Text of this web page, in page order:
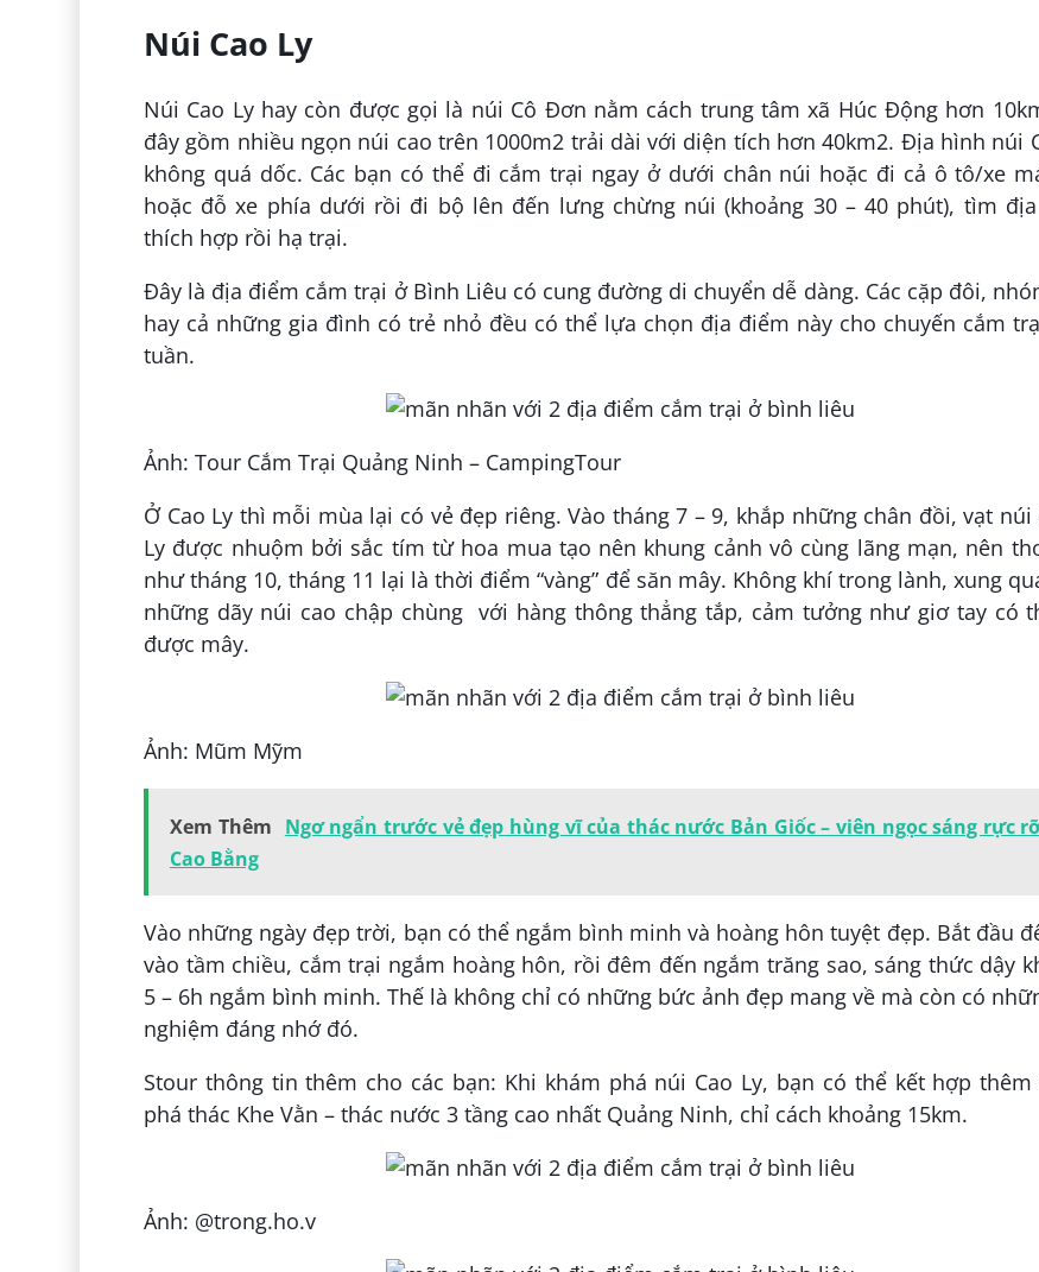
Núi Cao Ly
Núi Cao Ly hay còn được gọi là núi Cô Đơn nằm cách trung tâm xã Húc Động hơn
đây gồm nhiều ngọn núi cao trên 1000m2 trải dài với diện tích hơn 40km2. Địa hình núi
không quá dốc. Các bạn có thể đi cắm trại ngay ở dưới chân núi hoặc đi cả ô tô/xe
hoặc đỗ xe phía dưới rồi đi bộ lên đến lưng chừng núi (khoảng 30 – 40 phút), tìm
thích hợp rồi hạ trại.
Đây là địa điểm cắm trại ở Bình Liêu có cung đường di chuyển dễ dàng. Các cặp đôi,
hay cả những gia đình có trẻ nhỏ đều có thể lựa chọn địa điểm này cho chuyến cắm
tuần.
Ảnh: Tour Cắm Trại Quảng Ninh – CampingTour
Ở Cao Ly thì mỗi mùa lại có vẻ đẹp riêng. Vào tháng 7 – 9, khắp những chân đồi, vạt núi
Ly được nhuộm bởi sắc tím từ hoa mua tạo nên khung cảnh vô cùng lãng mạn, nên
như tháng 10, tháng 11 lại là thời điểm “vàng” để săn mây. Không khí trong lành, xung
những dãy núi cao chập chùng với hàng thông thẳng tắp, cảm tưởng như giơ tay có
được mây.
Ảnh: Mũm Mỹm
Xem Thêm Ngơ ngẩn trước vẻ đẹp hùng vĩ của thác nước Bản Giốc – viên ngọc sáng rực
Cao Bằng
Vào những ngày đẹp trời, bạn có thể ngắm bình minh và hoàng hôn tuyệt đẹp. Bắt đầu
vào tầm chiều, cắm trại ngắm hoàng hôn, rồi đêm đến ngắm trăng sao, sáng thức dậy
5 – 6h ngắm bình minh. Thế là không chỉ có những bức ảnh đẹp mang về mà còn có
nghiệm đáng nhớ đó.
Stour thông tin thêm cho các bạn: Khi khám phá núi Cao Ly, bạn có thể kết hợp thêm
phá thác Khe Vằn – thác nước 3 tầng cao nhất Quảng Ninh, chỉ cách khoảng 15km.
Ảnh: @trong.ho.v